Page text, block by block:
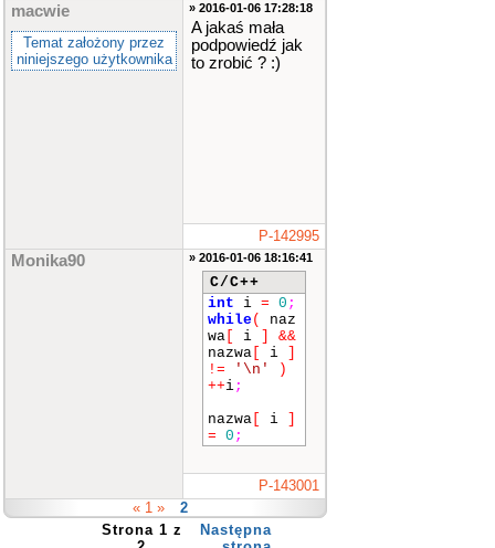
macwie
Temat założony przez
niniejszego użytkownika
» 2016-01-06 17:28:18
A jakaś mała
podpowiedź jak
to zrobić ? :)
P-142995
Monika90 » 2016-01-06 18:16:41
C/C++
int i = 0 ;
while(
naz
wa
i
&&
nazwa
i
!=
'\n'
)
++i;
nazwa
i
= 0 ;
P-143001
« 1 »
2
Strona 1 z
Następna